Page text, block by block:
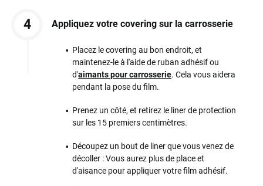
4 Appliquez votre covering sur la carrosserie
Placez le covering au bon endroit, et
maintenez-le à l'aide de ruban adhésif ou
d'aimants pour carrosserie. Cela vous aidera
pendant la pose du film.
Prenez un côté, et retirez le liner de protection
sur les 15 premiers centimètres.
Découpez un bout de liner que vous venez de
décoller : Vous aurez plus de place et
d'aisance pour appliquer votre film adhésif.